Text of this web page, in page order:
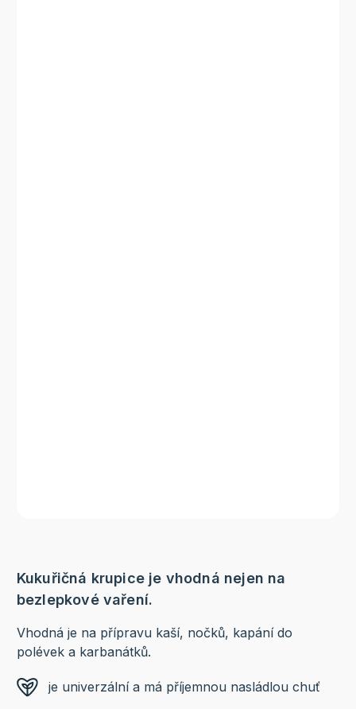
Kukuřičná krupice je vhodná nejen na
bezlepkové vaření.
Vhodná je na přípravu kaší, nočků, kapání do
polévek a karbanátků.
je univerzální a má příjemnou nasládlou chuť